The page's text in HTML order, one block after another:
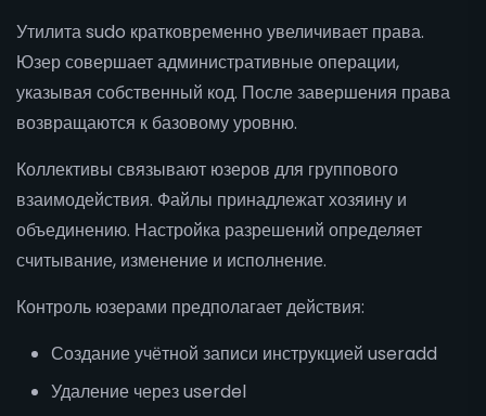
Утилита sudo кратковременно увеличивает права.
Юзер совершает административные операции,
указывая собственный код. После завершения права
возвращаются к базовому уровню.
Коллективы связывают юзеров для группового
взаимодействия. Файлы принадлежат хозяину и
объединению. Настройка разрешений определяет
считывание, изменение и исполнение.
Контроль юзерами предполагает действия:
Создание учётной записи инструкцией useradd
Удаление через userdel